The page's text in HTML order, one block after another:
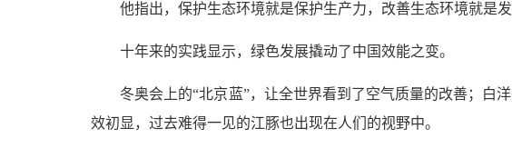
他指出，保护生态环境就是保护生产力，改善生态环境就是发
十年来的实践显示，绿色发展撬动了中国效能之变。
冬奥会上的“北京蓝”，让全世界看到了空气质量的改善；白
效初显，过去难得一见的江豚也出现在人们的视野中。